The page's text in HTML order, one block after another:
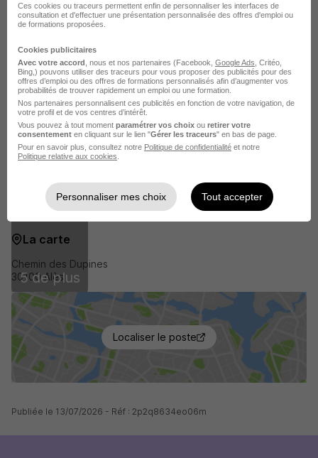
L'Entrepôt du Bricolage en images
5 de plus
La carte
Chemin des Dupines
30100 Alès
Localiser le poste
Publiée le 13/07/2026 - Réf : 2p2q8634eo06m
Ces cookies ou traceurs permettent enfin de personnaliser les interfaces de
consultation et d'effectuer une présentation personnalisée des offres d'emploi ou
de formations proposées.
Cookies publicitaires
Avec votre accord , nous et nos partenaires (Facebook, Google Ads , Critéo,
Bing,) pouvons utiliser des traceurs pour vous proposer des publicités pour des
offres d’emploi ou des offres de formations personnalisés afin d’augmenter vos
probabilités de trouver rapidement un emploi ou une formation.
Nos partenaires personnalisent ces publicités en fonction de votre navigation, de
votre profil et de vos centres d’intérêt.
Vous pouvez à tout moment paramétrer vos choix ou retirer votre
consentement en cliquant sur le lien "Gérer les traceurs" en bas de page.
Pour en savoir plus, consultez notre Politique de confidentialité et notre
Politique relative aux cookies
Personnaliser mes choix Tout accepter